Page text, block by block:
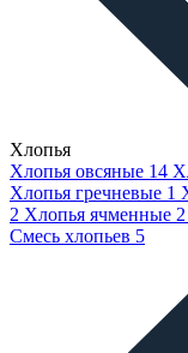
Хлопья
Хлопья овсяные 14
Хлопья гречневые 1
2 Хлопья ячменные 2
Смесь хлопьев 5